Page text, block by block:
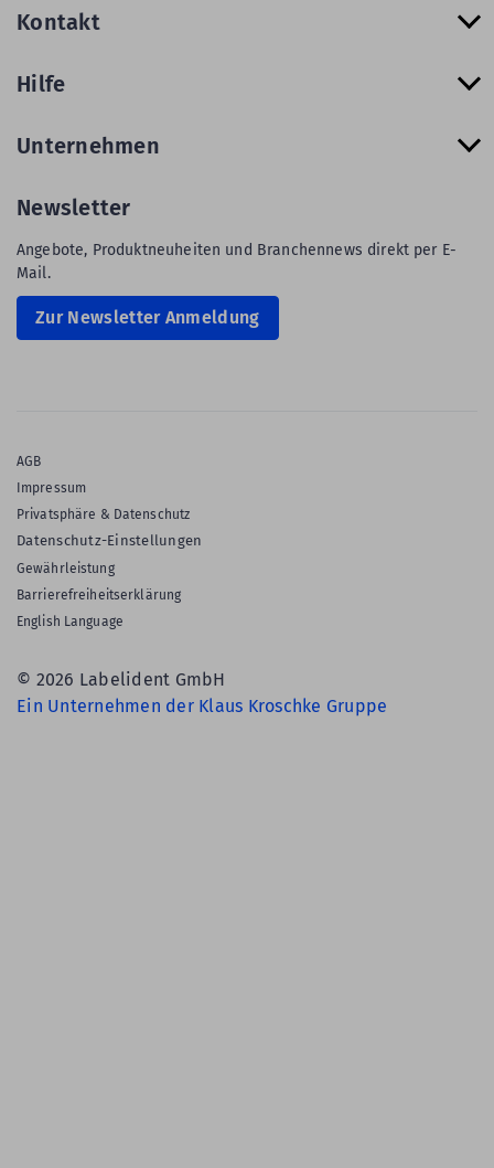
Kontakt
Hilfe
Unternehmen
Newsletter
Angebote, Produktneuheiten und Branchennews direkt per E-
Mail.
Zur Newsletter Anmeldung
AGB
Impressum
Privatsphäre & Datenschutz
Datenschutz-Einstellungen
Gewährleistung
Barrierefreiheitserklärung
English Language
© 2026 Labelident GmbH
Ein Unternehmen der Klaus Kroschke Gruppe